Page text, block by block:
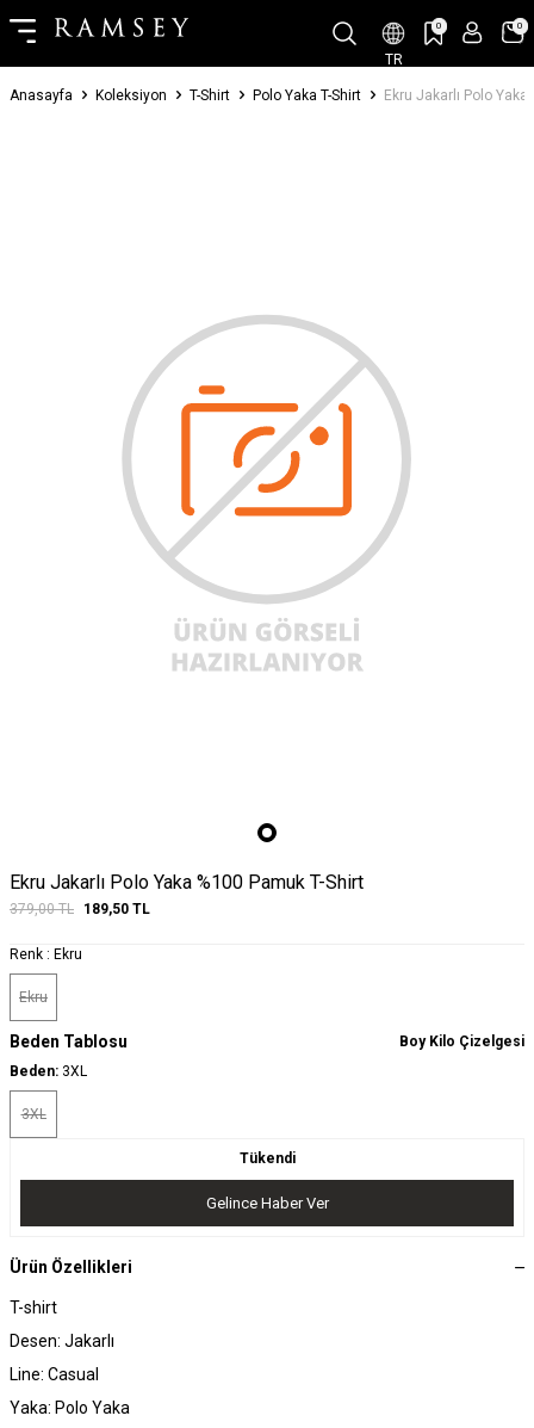
TR
0 0
Anasayfa Koleksiyon T-Shirt Polo Yaka T-Shirt Ekru Jakarlı Polo
Ekru Jakarlı Polo Yaka %100 Pamuk T-Shirt
379,00TL 189,50 TL
Renk : Ekru
Ekru
Beden Tablosu
Boy Kilo Çizelgesi
Beden: 3XL
3XL
Tükendi
Gelince Haber Ver
Ürün Özellikleri
T-shirt
Desen: Jakarlı
Line: Casual
Yaka: Polo Yaka